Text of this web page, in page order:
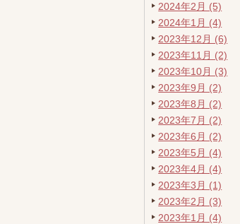
2024年2月 (5)
2024年1月 (4)
2023年12月 (6)
2023年11月 (2)
2023年10月 (3)
2023年9月 (2)
2023年8月 (2)
2023年7月 (2)
2023年6月 (2)
2023年5月 (4)
2023年4月 (4)
2023年3月 (1)
2023年2月 (3)
2023年1月 (4)